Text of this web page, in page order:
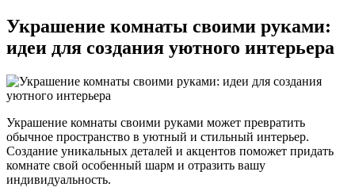
Украшение комнаты своими руками:
идеи для создания уютного интерьера
Украшение комнаты своими руками может превратить
обычное пространство в уютный и стильный интерьер.
Создание уникальных деталей и акцентов поможет придать
комнате свой особенный шарм и отразить вашу
индивидуальность.